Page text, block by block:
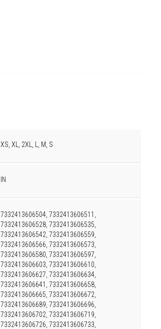
XS, XL, 2XL, L, M, S
IN
7332413606504, 7332413606511,
7332413606528, 7332413606535,
7332413606542, 7332413606559,
7332413606566, 7332413606573,
7332413606580, 7332413606597,
7332413606603, 7332413606610,
7332413606627, 7332413606634,
7332413606641, 7332413606658,
7332413606665, 7332413606672,
7332413606689, 7332413606696,
7332413606702, 7332413606719,
7332413606726, 7332413606733,